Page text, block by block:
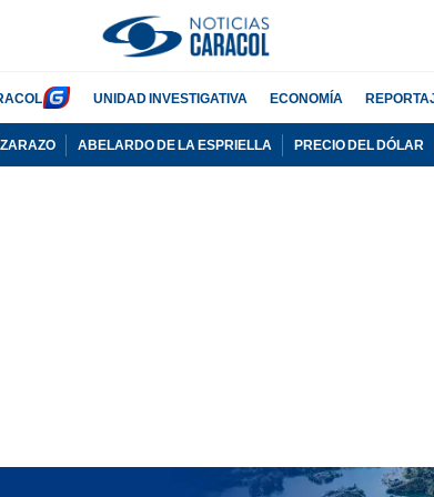
UNIDAD INVESTIGATIVA ECONOMÍA
ABELARDO DE LA ESPRIELLA PRECIO DEL DÓLAR